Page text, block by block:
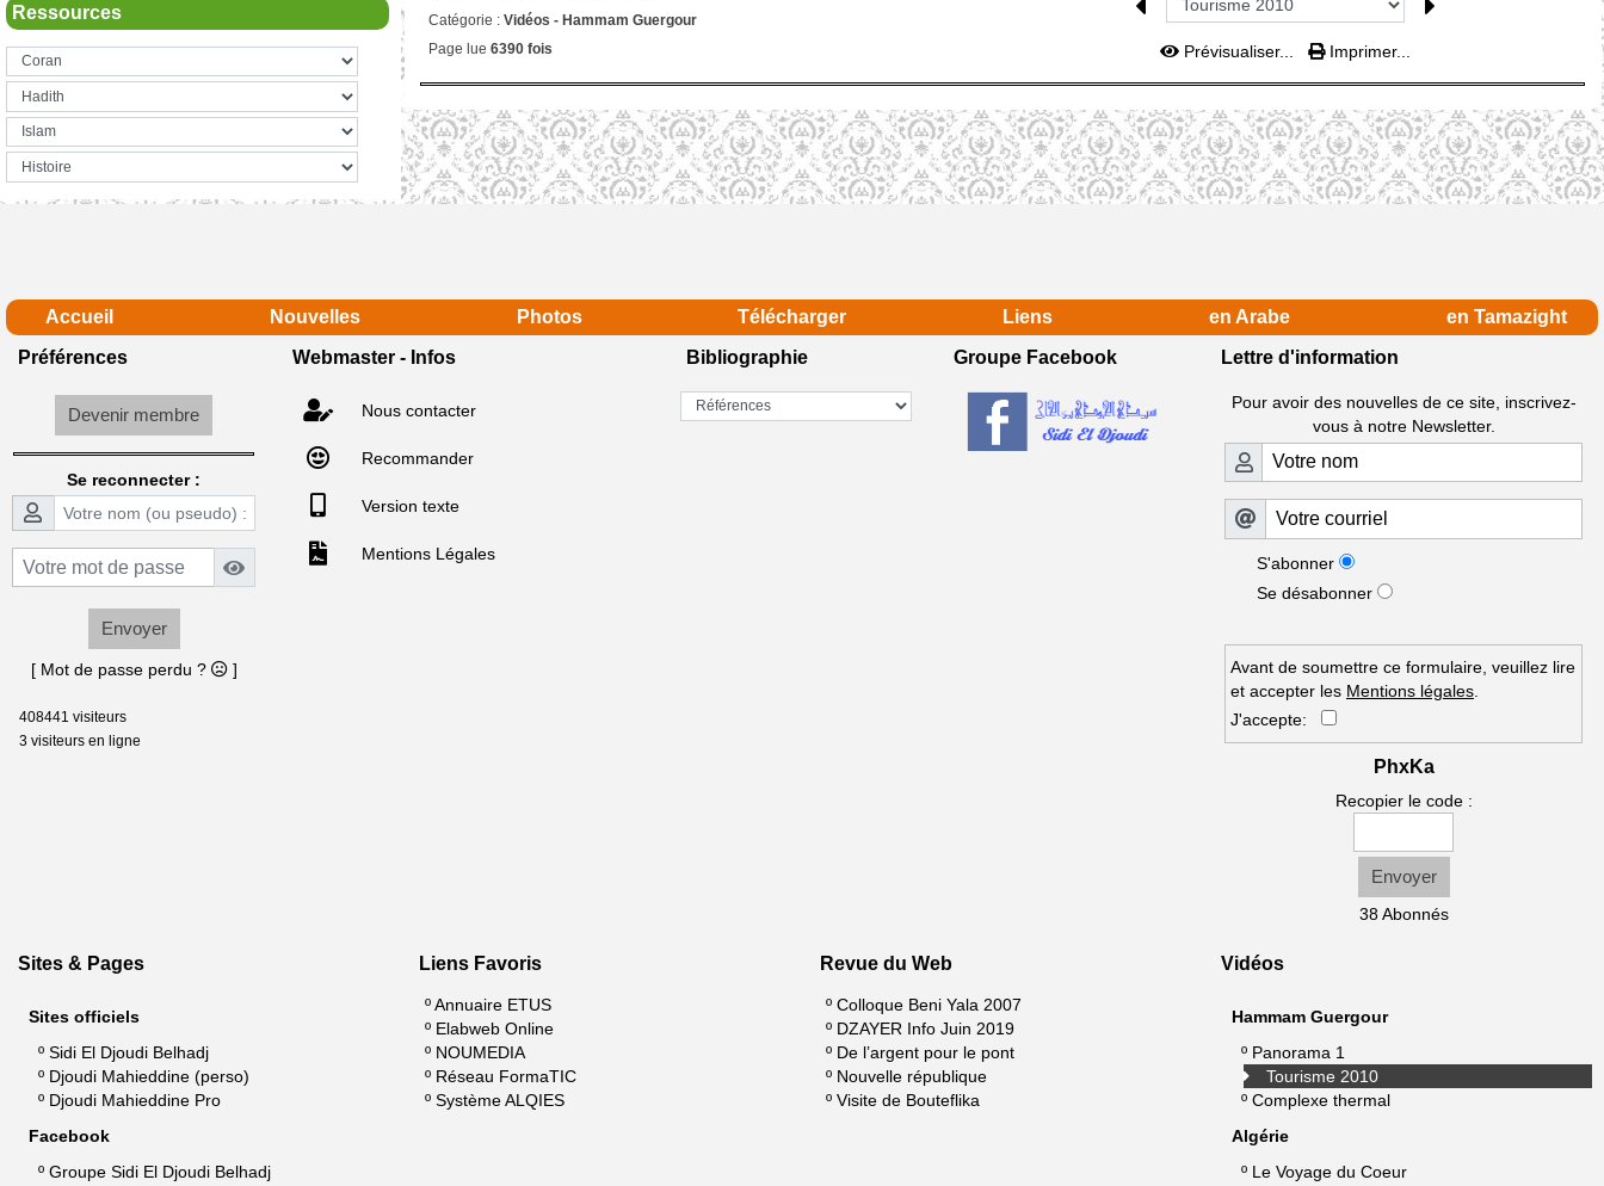
Ressources
Catégorie : Vidéos - Hammam Guergour
Page lue 6390 fois Prévisualiser... Imprimer...
Accueil Nouvelles Photos Télécharger Liens en Arabe
en Tamazight
Préférences
Devenir membre
Se reconnecter :
Envoyer
[ Mot de passe perdu ? ]
408441 visiteurs
3 visiteurs en ligne
Webmaster - Infos
Nous contacter
Recommander
Version texte
Mentions Légales
Bibliographie Groupe Facebook Lettre d'information
Pour avoir des nouvelles de ce site, inscrivez-
vous à notre Newsletter.
S'abonner
Se désabonner
Avant de soumettre ce formulaire, veuillez lire
et accepter les Mentions légales
J'accepte:
PhxKa
Recopier le code :
Envoyer
38 Abonnés
Sites & Pages
Sites officiels
º Sidi El Djoudi Belhadj
º Djoudi Mahieddine (perso)
º Djoudi Mahieddine Pro
Facebook
º Groupe Sidi El Djoudi Belhadj
Liens Favoris
ºAnnuaire ETUS
º Elabweb Online
º NOUMEDIA
º Réseau FormaTIC
º Système ALQIES
Revue du Web
º Colloque Beni Yala 2007
º DZAYER Info Juin 2019
º De l’argent pour le pont
º Nouvelle république
º Visite de Bouteflika
Vidéos
Hammam Guergour
º Panorama 1
Tourisme 2010
º Complexe thermal
Algérie
º Le Voyage du Coeur